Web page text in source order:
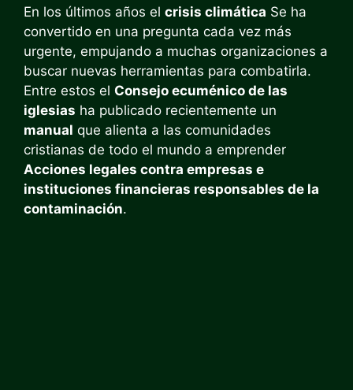
En los últimos años el crisis climática Se ha
convertido en una pregunta cada vez más
urgente, empujando a muchas organizaciones a
buscar nuevas herramientas para combatirla.
Entre estos el Consejo ecuménico de las
iglesias ha publicado recientemente un
manual que alienta a las comunidades
cristianas de todo el mundo a emprender
Acciones legales contra empresas e
instituciones financieras responsables de la
contaminación.